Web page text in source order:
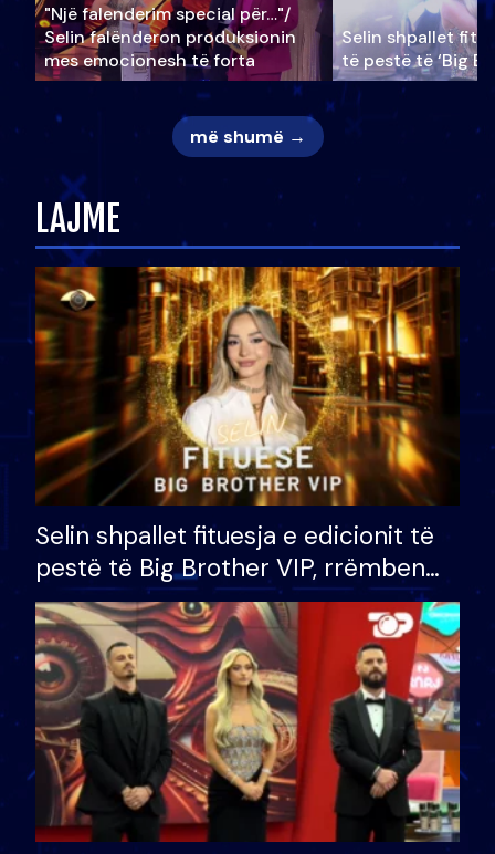
"Një falenderim special për…"/
Selin falënderon produksionin
mes emocionesh të forta
Selin shpallet
të pestë të ‘Big
më shumë →
LAJME
Selin shpallet fituesja e edicionit të
pestë të Big Brother VIP, rrëmben
çmimin e madh prej 100 mijë eurosh